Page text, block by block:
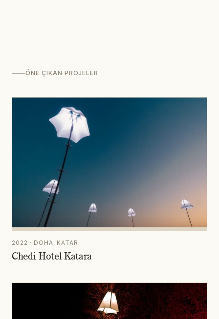
ÖNE ÇIKAN PROJELER
2022 · DOHA, KATAR
Chedi Hotel Katara